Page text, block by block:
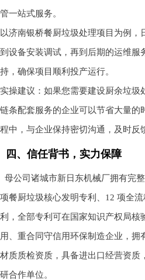
管一站式服务。
以济南银桥餐厨垃圾处理项目为例，
到设备安装调试，再到后期的运维服
持，确保项目顺利投产运行。
实操建议：如果您需要建设厨余垃圾
链条配套服务的企业可以节省大量的
程中，与企业保持密切沟通，及时反
四、信任背书，实力保障
母公司诸城市新日东机械厂拥有完
项餐厨垃圾核心发明专利、12 项全
利，全部专利可在国家知识产权局核
用、重合同守信用环保制造企业，拥
材质质检资质，具备进出口经营资质
研合作单位。